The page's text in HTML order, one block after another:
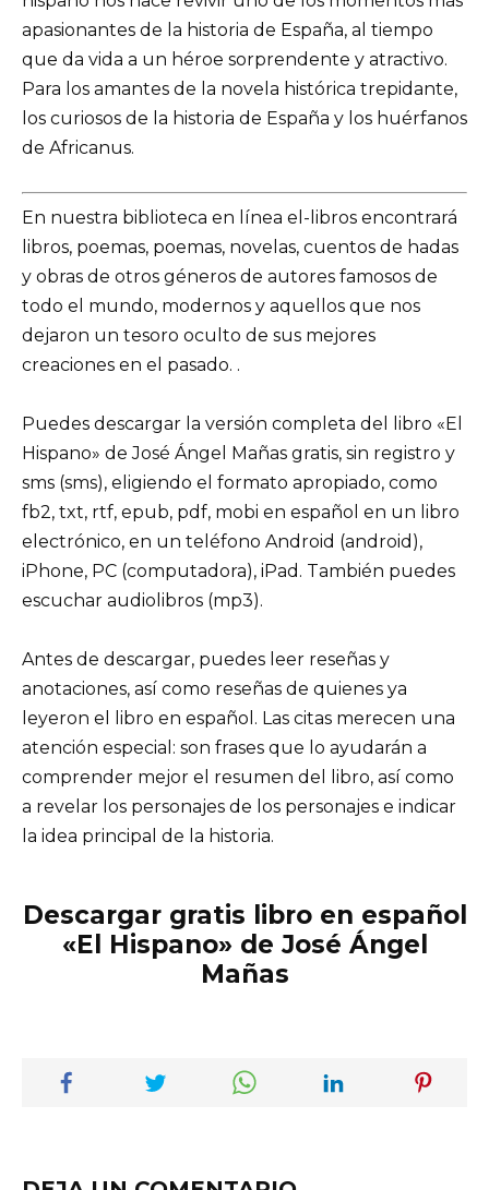
apasionantes de la historia de España, al tiempo
que da vida a un héroe sorprendente y atractivo.
Para los amantes de la novela histórica trepidante,
los curiosos de la historia de España y los huérfanos
de Africanus.
En nuestra biblioteca en línea el-libros encontrará
libros, poemas, poemas, novelas, cuentos de hadas
y obras de otros géneros de autores famosos de
todo el mundo, modernos y aquellos que nos
dejaron un tesoro oculto de sus mejores
creaciones en el pasado. .
Puedes descargar la versión completa del libro «El
Hispano» de José Ángel Mañas gratis, sin registro y
sms (sms), eligiendo el formato apropiado, como
fb2, txt, rtf, epub, pdf, mobi en español en un libro
electrónico, en un teléfono Android (android),
iPhone, PC (computadora), iPad. También puedes
escuchar audiolibros (mp3).
Antes de descargar, puedes leer reseñas y
anotaciones, así como reseñas de quienes ya
leyeron el libro en español. Las citas merecen una
atención especial: son frases que lo ayudarán a
comprender mejor el resumen del libro, así como
a revelar los personajes de los personajes e indicar
la idea principal de la historia.
Descargar gratis libro en español
«El Hispano» de José Ángel
Mañas